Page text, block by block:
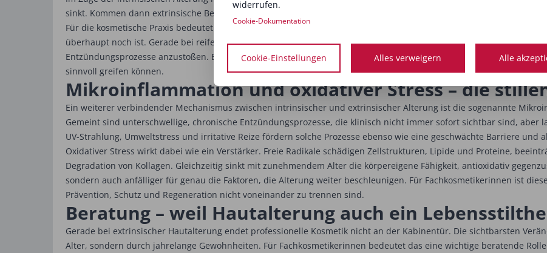
sinkt. Kommen dann extrinsische Belastungen hinzu, steigt die Wahrscheinlichkeit für Irritationen,
Für die kosmetische Praxis bedeutet das: Nicht jede gealterte Haut braucht primär maximale Aktivierung. Häufig ist
überhaupt noch ist. Gerade bei reifer Haut mit sichtbaren Zeichen extrinsischer Alterung besteht oft die Gefahr,
Entzündungsprozesse anzustoßen. Barrierestärkung ist deshalb kein „sanftes Zusatzthema“, sondern oft die
sinnvoll greifen können.
Mikroinflammation und ­oxidativer Stress – die
Ein weiterer verbindender Mechanismus zwischen intrinsischer und extrinsischer Alterung ist die sogenannte
Gemeint sind unterschwellige, chronische Entzündungsprozesse, die klinisch nicht immer sofort sichtbar sind, aber
UV-Strahlung, Umweltstress und irritative Reize fördern solche Prozesse ebenso wie eine geschwächte Barriere und
Oxidativer Stress wirkt dabei wie ein Verstärker. Freie Radikale schädigen Zellstrukturen, Lipide und Proteine,
Degradation von Kollagen. Gleichzeitig sinkt mit zunehmendem Alter die körpereigene Fähigkeit, antioxidativ
sondern auch anfälliger für genau die Faktoren, die Alterung weiter beschleunigen. Für Fachkosmetikerinnen ist
Prävention, Schutz und Regeneration nicht voneinander zu trennen sind.
Beratung – weil Hautalterung auch ein
Gerade bei extrinsischer Hautalterung endet professionelle Kosmetik nicht an der Kabinentür. Die sichtbarsten
Alter, sondern durch jahrelange Gewohnheiten. Für Fachkosmetikerinnen bedeutet das eine wichtige beratende
widerrufen.
Cookie-Dokumentation
Cookie-Einstellungen Alles verweigern Alle